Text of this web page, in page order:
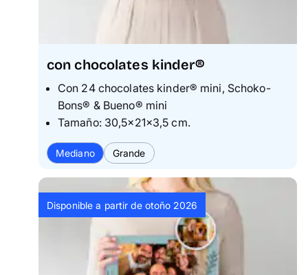
con chocolates kinder®
Con 24 chocolates kinder® mini, Schoko-
Bons® & Bueno® mini
Tamaño: 30,5×21×3,5 cm.
Mediano Grande
Disponible a partir de otoño 2026